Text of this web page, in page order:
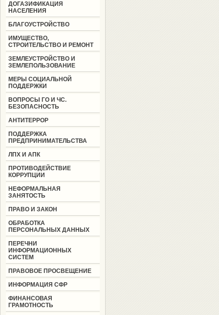
ДОГАЗИФИКАЦИЯ
НАСЕЛЕНИЯ
БЛАГОУСТРОЙСТВО
ИМУЩЕСТВО,
СТРОИТЕЛЬСТВО И РЕМОНТ
ЗЕМЛЕУСТРОЙСТВО И
ЗЕМЛЕПОЛЬЗОВАНИЕ
МЕРЫ СОЦИАЛЬНОЙ
ПОДДЕРЖКИ
ВОПРОСЫ ГО И ЧС.
БЕЗОПАСНОСТЬ
АНТИТЕРРОР
ПОДДЕРЖКА
ПРЕДПРИНИМАТЕЛЬСТВА
ЛПХ И АПК
ПРОТИВОДЕЙСТВИЕ
КОРРУПЦИИ
НЕФОРМАЛЬНАЯ
ЗАНЯТОСТЬ
ПРАВО И ЗАКОН
ОБРАБОТКА
ПЕРСОНАЛЬНЫХ ДАННЫХ
ПЕРЕЧНИ
ИНФОРМАЦИОННЫХ
СИСТЕМ
ПРАВОВОЕ ПРОСВЕЩЕНИЕ
ИНФОРМАЦИЯ СФР
ФИНАНСОВАЯ
ГРАМОТНОСТЬ